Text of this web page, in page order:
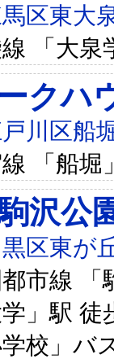
区東大
「大泉
クハ
川区船
「船堀
沢公
区東が
市線 「
学」駅
学校」